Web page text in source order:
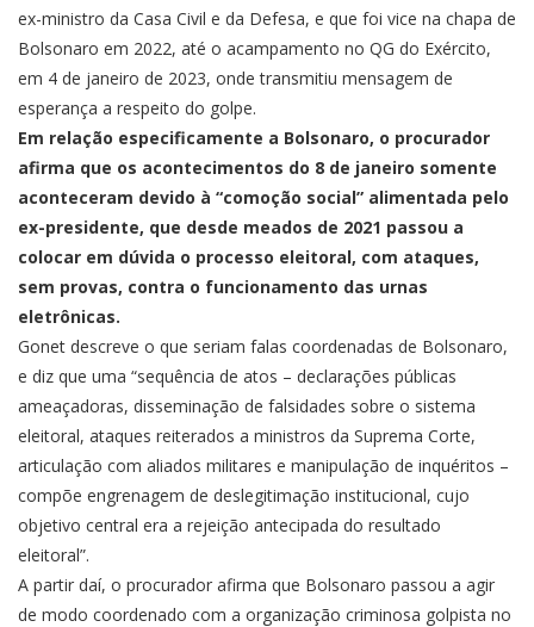
ex-ministro da Casa Civil e da Defesa, e que foi vice na chapa de
Bolsonaro em 2022, até o acampamento no QG do Exército,
em 4 de janeiro de 2023, onde transmitiu mensagem de
esperança a respeito do golpe.
Em relação especificamente a Bolsonaro, o procurador
afirma que os acontecimentos do 8 de janeiro somente
aconteceram devido à “comoção social” alimentada pelo
ex-presidente, que desde meados de 2021 passou a
colocar em dúvida o processo eleitoral, com ataques,
sem provas, contra o funcionamento das urnas
eletrônicas.
Gonet descreve o que seriam falas coordenadas de Bolsonaro,
e diz que uma “sequência de atos – declarações públicas
ameaçadoras, disseminação de falsidades sobre o sistema
eleitoral, ataques reiterados a ministros da Suprema Corte,
articulação com aliados militares e manipulação de inquéritos –
compõe engrenagem de deslegitimação institucional, cujo
objetivo central era a rejeição antecipada do resultado
eleitoral”.
A partir daí, o procurador afirma que Bolsonaro passou a agir
de modo coordenado com a organização criminosa golpista no